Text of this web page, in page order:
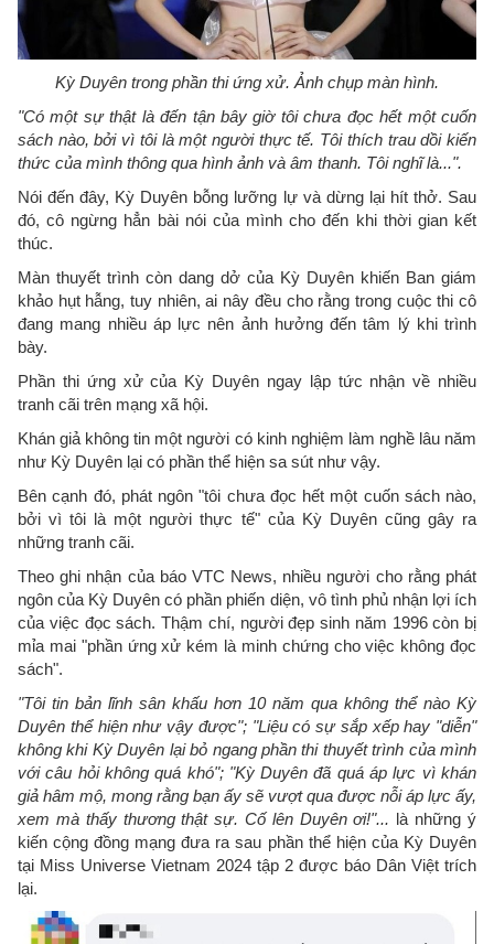
Kỳ Duyên trong phần thi ứng xử. Ảnh chụp màn hình.
"Có một sự thật là đến tận bây giờ tôi chưa đọc hết một cuốn
sách nào, bởi vì tôi là một người thực tế. Tôi thích trau dồi kiến
thức của mình thông qua hình ảnh và âm thanh. Tôi nghĩ là...".
Nói đến đây, Kỳ Duyên bỗng lưỡng lự và dừng lại hít thở. Sau
đó, cô ngừng hẳn bài nói của mình cho đến khi thời gian kết
thúc.
Màn thuyết trình còn dang dở của Kỳ Duyên khiến Ban giám
khảo hụt hẫng, tuy nhiên, ai nây đều cho rằng trong cuộc thi cô
đang mang nhiều áp lực nên ảnh hưởng đến tâm lý khi trình
bày.
Phần thi ứng xử của Kỳ Duyên ngay lập tức nhận về nhiều
tranh cãi trên mạng xã hội.
Khán giả không tin một người có kinh nghiệm làm nghề lâu năm
như Kỳ Duyên lại có phần thể hiện sa sút như vậy.
Bên cạnh đó, phát ngôn "tôi chưa đọc hết một cuốn sách nào,
bởi vì tôi là một người thực tế" của Kỳ Duyên cũng gây ra
những tranh cãi.
Theo ghi nhận của báo VTC News, nhiều người cho rằng phát
ngôn của Kỳ Duyên có phần phiến diện, vô tình phủ nhận lợi ích
của việc đọc sách. Thậm chí, người đẹp sinh năm 1996 còn bị
mỉa mai "phần ứng xử kém là minh chứng cho việc không đọc
sách".
"Tôi tin bản lĩnh sân khấu hơn 10 năm qua không thể nào Kỳ
Duyên thể hiện như vậy được"; "Liệu có sự sắp xếp hay "diễn"
không khi Kỳ Duyên lại bỏ ngang phần thi thuyết trình của mình
với câu hỏi không quá khó"; "Kỳ Duyên đã quá áp lực vì khán
giả hâm mộ, mong rằng bạn ấy sẽ vượt qua được nỗi áp lực ấy,
xem mà thấy thương thật sự. Cố lên Duyên ơi!"... là những ý
kiến cộng đồng mạng đưa ra sau phần thể hiện của Kỳ Duyên
tại Miss Universe Vietnam 2024 tập 2 được báo Dân Việt trích
lại.